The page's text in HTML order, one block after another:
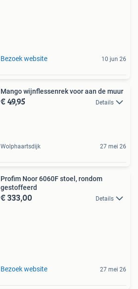
Bezoek website 10 jun 26
Mango wijnflessenrek voor aan de muur
€ 49,95 Details
Wolphaartsdijk 27 mei 26
Profim Noor 6060F stoel, rondom
gestoffeerd
€ 333,00 Details
Bezoek website 27 mei 26